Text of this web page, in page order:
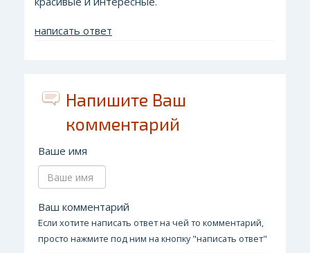
написать ответ
Напишите Ваш
комментарий
Ваше имя
Ваш комментарий
Если хотите написать ответ на чей то комментарий,
просто нажмите под ним на кнопку "написать ответ"